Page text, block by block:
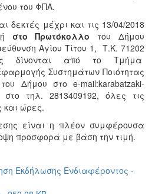
του ΦΠΑ.
δεκτές μέχρι και τις 13/04/2018
στο Πρωτόκολλο του Δήμου
Αγίου Τίτου 1, Τ.Κ. 71202
δίνονται από το Τμήμα
Συστημάτων Ποιότητας
Δήμου στο e-mail:karabatzaki-
στο τηλ. 2813409192, όλες τις
και ώρες.
είναι η πλέον συμφέρουσα
προσφορά με βάση την τιμή.
Εκδήλωσης Ενδιαφέροντος -